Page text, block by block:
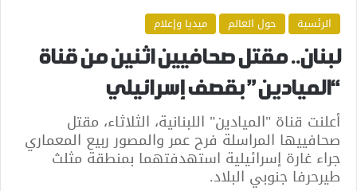
الرئسية
حول العالم ميديا وإعلام
لبنان.. مقتل صحافيين اثنين من قناة
“الميادين” بقصف إسرائيلي
أعلنت قناة "الميادين" اللبنانية، الثلاثاء، مقتل
صحافييها المراسلة فرح عمر والمصور ربيع المعماري
جراء غارة إسرائيلية استهدفتهما بمنطقة مثلث
طيرحرفا جنوبي البلاد.